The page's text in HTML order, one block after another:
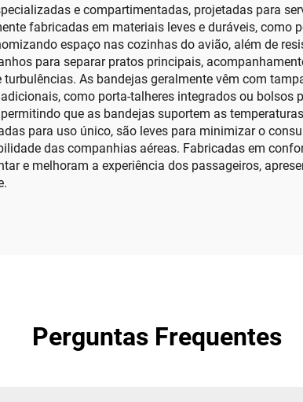
e compartimentadas, projetadas para
fabricadas em materiais leves e duráveis, como
espaço nas cozinhas do avião, além de
para separar pratos principais,
As bandejas geralmente vêm com
como porta-talheres integrados ou
que as bandejas suportem as
para uso único, são leves para minimizar o
das companhias aéreas. Fabricadas em
e melhoram a experiência dos passageiros,
Perguntas Frequentes